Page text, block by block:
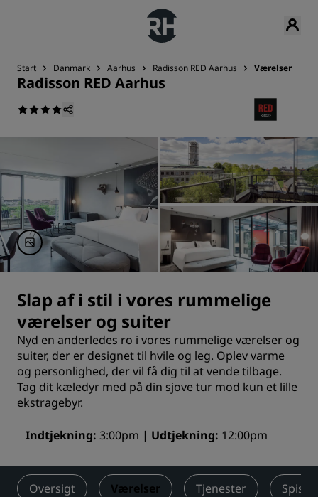
Start Danmark Aarhus Radisson RED Aarhus Værelser
Radisson RED Aarhus
Slap af i stil i vores rummelige
værelser og suiter
Nyd en anderledes ro i vores rummelige værelser og
suiter, der er designet til hvile og leg. Oplev varme
og personlighed, der vil få dig til at vende tilbage.
Tag dit kæledyr med på din sjove tur mod kun et lille
ekstragebyr.
Indtjekning 3:00pm Udtjekning 12:00pm
Oversigt Værelser Tjenester